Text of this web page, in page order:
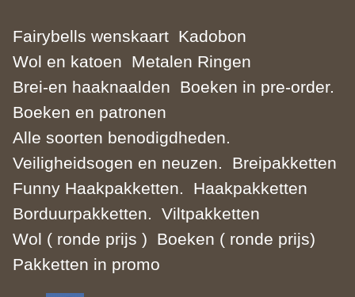
Fairybells wenskaart Kadobon
Wol en katoen
Metalen Ringen
Brei-en haaknaalden
Boeken in pre-order.
Boeken en patronen
Alle soorten benodigdheden.
Veiligheidsogen en neuzen.
Breipakketten
Funny Haakpakketten.
Haakpakketten
Borduurpakketten.
Viltpakketten
Wol ( ronde prijs )
Boeken ( ronde prijs)
Pakketten in promo